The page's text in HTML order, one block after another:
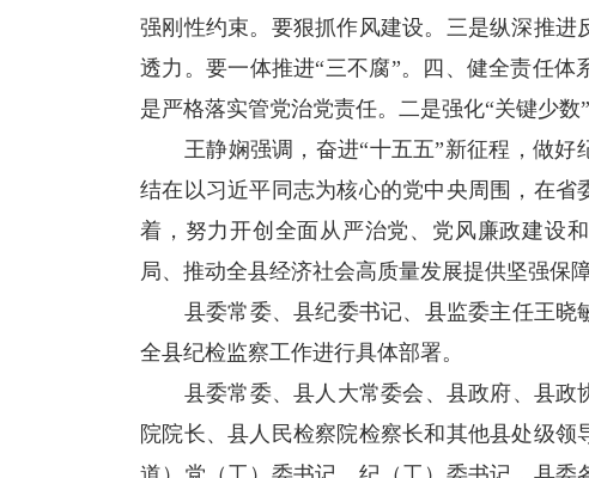
强刚性约束。要狠抓作风建设。三是纵深推
透力。要一体推进“三不腐”。四、健全责任
是严格落实管党治党责任。二是强化“关键少数
王静娴强调，奋进“十五五”新征程，做好
结在以习近平同志为核心的党中央周围，在
着，努力开创全面从严治党、党风廉政建设
局、推动全县经济社会高质量发展提供坚强保
县委常委、县纪委书记、县监委主任王晓
全县纪检监察工作进行具体部署。
县委常委、县人大常委会、县政府、县政
院院长、县人民检察院检察长和其他县处级